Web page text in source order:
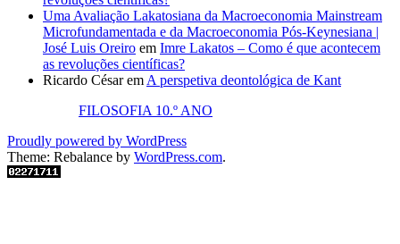
Uma Avaliação Lakatosiana da Macroeconomia Mainstream
Microfundamentada e da Macroeconomia Pós-Keynesiana |
José Luis Oreiro em Imre Lakatos – Como é que acontecem
as revoluções científicas?
Ricardo Césarem A perspetiva deontológica de Kant
FILOSOFIA 10.º ANO
Proudly powered by WordPress
Theme: Rebalance by WordPress.com.